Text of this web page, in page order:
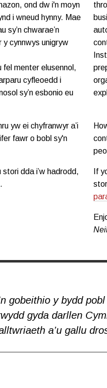
ond dw i'n moyn
i wneud hynny. Mae
sy’n chwarae’n
cynnwys unigryw
fel menter elusennol,
cyfleoedd i
sy’n esbonio eu
yw ei chyfranwyr a’i
fawr o bobl sy'n
dda i’w hadrodd,
.
If
gobeithio y bydd
gyda darllen
a’u gallu